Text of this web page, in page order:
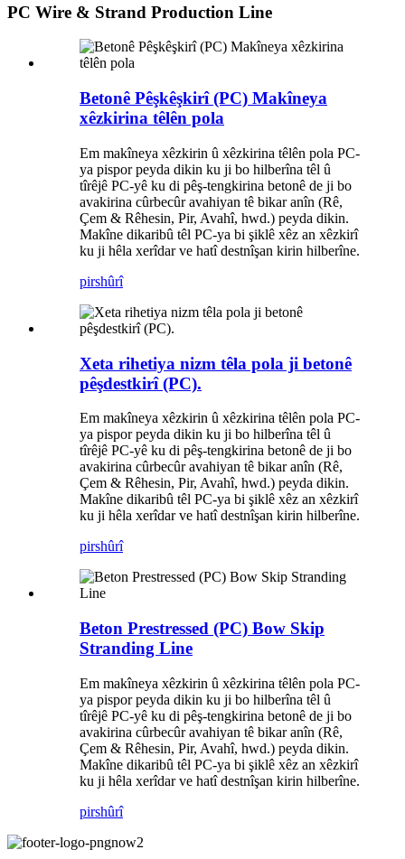
PC Wire & Strand Production Line
Betonê Pêşkêşkirî (PC) Makîneya
xêzkirina têlên pola
Em makîneya xêzkirin û xêzkirina têlên pola PC-
ya pispor peyda dikin ku ji bo hilberîna têl û
tîrêjê PC-yê ku di pêş-tengkirina betonê de ji bo
avakirina cûrbecûr avahiyan tê bikar anîn (Rê,
Çem & Rêhesin, Pir, Avahî, hwd.) peyda dikin.
Makîne dikaribû têl PC-ya bi şiklê xêz an xêzkirî
ku ji hêla xerîdar ve hatî destnîşan kirin hilberîne.
pirshûrî
Xeta rihetiya nizm têla pola ji betonê
pêşdestkirî (PC).
Em makîneya xêzkirin û xêzkirina têlên pola PC-
ya pispor peyda dikin ku ji bo hilberîna têl û
tîrêjê PC-yê ku di pêş-tengkirina betonê de ji bo
avakirina cûrbecûr avahiyan tê bikar anîn (Rê,
Çem & Rêhesin, Pir, Avahî, hwd.) peyda dikin.
Makîne dikaribû têl PC-ya bi şiklê xêz an xêzkirî
ku ji hêla xerîdar ve hatî destnîşan kirin hilberîne.
pirshûrî
Beton Prestressed (PC) Bow Skip
Stranding Line
Em makîneya xêzkirin û xêzkirina têlên pola PC-
ya pispor peyda dikin ku ji bo hilberîna têl û
tîrêjê PC-yê ku di pêş-tengkirina betonê de ji bo
avakirina cûrbecûr avahiyan tê bikar anîn (Rê,
Çem & Rêhesin, Pir, Avahî, hwd.) peyda dikin.
Makîne dikaribû têl PC-ya bi şiklê xêz an xêzkirî
ku ji hêla xerîdar ve hatî destnîşan kirin hilberîne.
pirshûrî